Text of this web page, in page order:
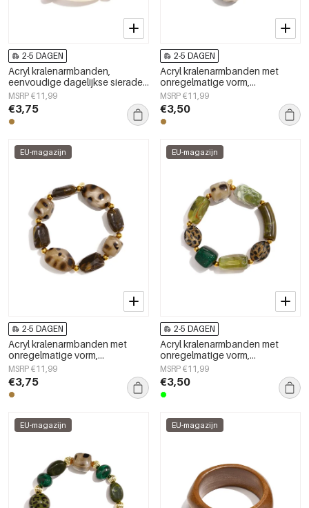
2-5 DAGEN
Acryl kralenarmbanden,
eenvoudige dagelijkse sieraden
uit de Simple Series voor dames.
MSRP €11,99
€3,75
2-5 DAGEN
Acryl kralenarmbanden met
onregelmatige vorm,
eenvoudige, alledaagse serie,
damessieraden
MSRP €11,99
€3,50
EU-magazijn
2-5 DAGEN
Acryl kralenarmbanden met
onregelmatige vorm,
eenvoudige, alledaagse serie,
damessieraden
MSRP €11,99
€3,75
EU-magazijn
2-5 DAGEN
Acryl kralenarmbanden met
onregelmatige vorm,
eenvoudige, alledaagse serie,
damessieraden
MSRP €11,99
€3,50
EU-magazijn EU-magazijn